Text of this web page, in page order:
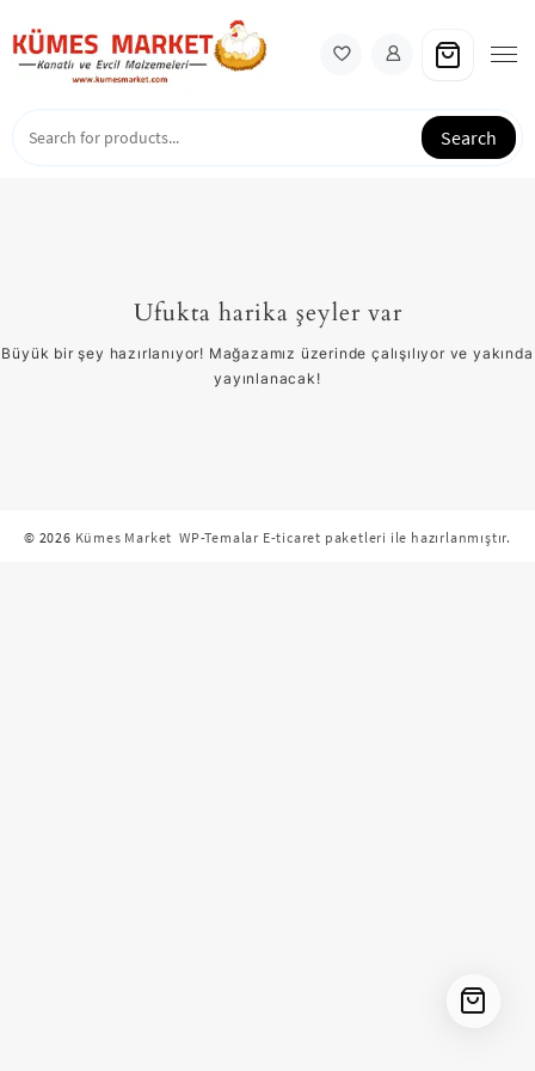
to
content
Search
Ufukta harika şeyler var
Büyük bir şey hazırlanıyor! Mağazamız üzerinde çalışılıyor ve yakında
yayınlanacak!
© 2026 Kümes Market WP-Temalar E-ticaret paketleri ile hazırlanmıştır.